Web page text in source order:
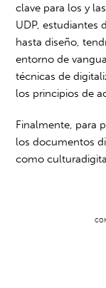
clave para los y
UDP, estudiantes
hasta diseño,
entorno de
técnicas de
los principios de
Finalmente, para
los documentos
como